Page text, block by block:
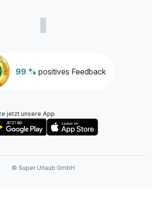
99 % positives Feedback
jetzt unsere App
© Super Urlaub GmbH